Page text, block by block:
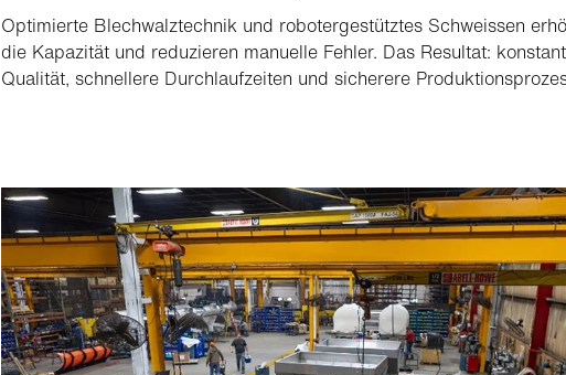
Optimierte Blechwalztechnik und robotergestütztes Schweissen
die Kapazität und reduzieren manuelle Fehler. Das Resultat:
Qualität, schnellere Durchlaufzeiten und sicherere